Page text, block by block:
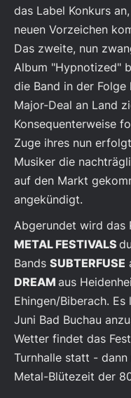
das Label Konkurs
neuen Vorzeichen
Das zweite, nun
Album "Hypnotized"
die Band in der
Major-Deal an Land
Konsequenterweise
Zuge ihres nun
Musiker die
auf den Markt
angekündigt.
Abgerundet wird das
METAL FESTIVALS
Bands SUBTERFUSE
DREAM aus
Ehingen/Biberach.
Juni Bad Buchau
Wetter findet das
Turnhalle statt -
Metal-Blütezeit der